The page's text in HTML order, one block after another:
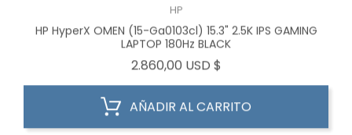
HP
HP HyperX OMEN (15-Ga0103cl) 15.3" 2.5K IPS GAMING
LAPTOP 180Hz BLACK
2.860,00 USD $
AÑADIR AL CARRITO